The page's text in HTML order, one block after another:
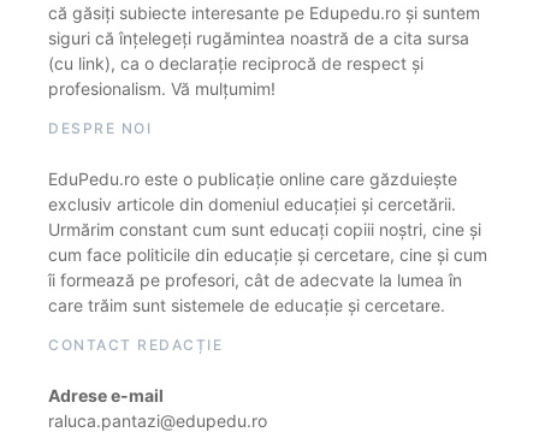
că găsiți subiecte interesante pe Edupedu.ro și suntem
siguri că înțelegeți rugămintea noastră de a cita sursa
(cu link), ca o declarație reciprocă de respect și
profesionalism. Vă mulțumim!
DESPRE NOI
EduPedu.ro este o publicație online care găzduiește
exclusiv articole din domeniul educației și cercetării.
Urmărim constant cum sunt educați copiii noștri, cine și
cum face politicile din educație și cercetare, cine și cum
îi formează pe profesori, cât de adecvate la lumea în
care trăim sunt sistemele de educație și cercetare.
CONTACT REDACȚIE
Adrese e-mail
raluca.pantazi@edupedu.ro